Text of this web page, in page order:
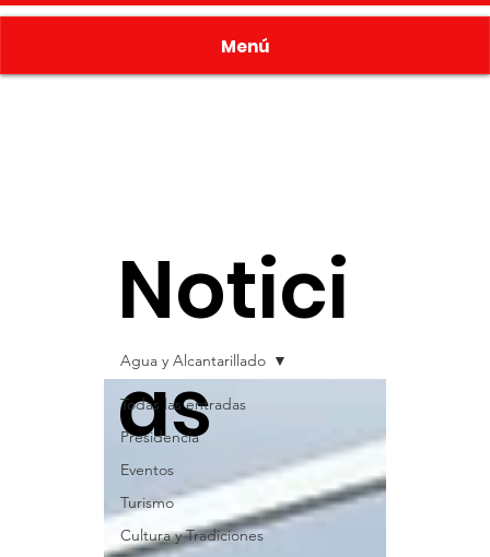
Todas las entradas
Presidencia
Eventos
Turismo
Cultura y Tradiciones
Agua y Alcantarillado
Menú
Notici
as